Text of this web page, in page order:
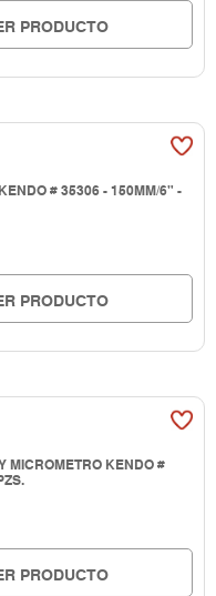
PRODUCTO
# 35306 - 150MM/6" -
PRODUCTO
MICROMETRO KENDO #
PRODUCTO